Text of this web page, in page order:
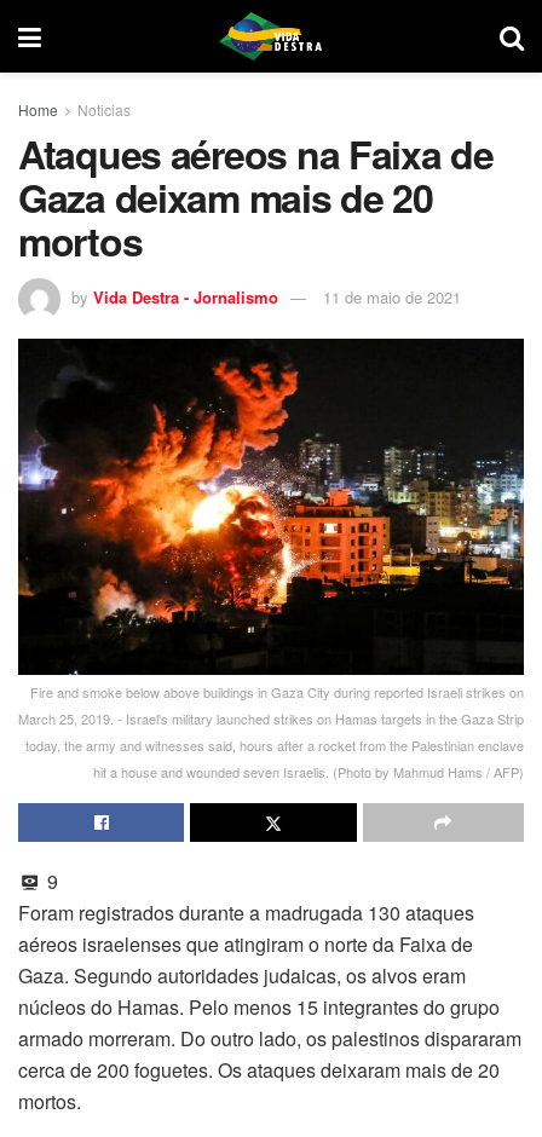
Home Noticias
Ataques aéreos na Faixa de
Gaza deixam mais de 20
mortos
by Vida Destra - Jornalismo 11 de maio de 2021
Fire and smoke below above buildings in Gaza City during reported Israeli strikes on
March 25, 2019. - Israel's military launched strikes on Hamas targets in the Gaza Strip
today, the army and witnesses said, hours after a rocket from the Palestinian enclave
hit a house and wounded seven Israelis. (Photo by Mahmud Hams / AFP)
9
Foram registrados durante a madrugada 130 ataques
aéreos israelenses que atingiram o norte da Faixa de
Gaza. Segundo autoridades judaicas, os alvos eram
núcleos do Hamas. Pelo menos 15 integrantes do grupo
armado morreram. Do outro lado, os palestinos dispararam
cerca de 200 foguetes. Os ataques deixaram mais de 20
mortos.